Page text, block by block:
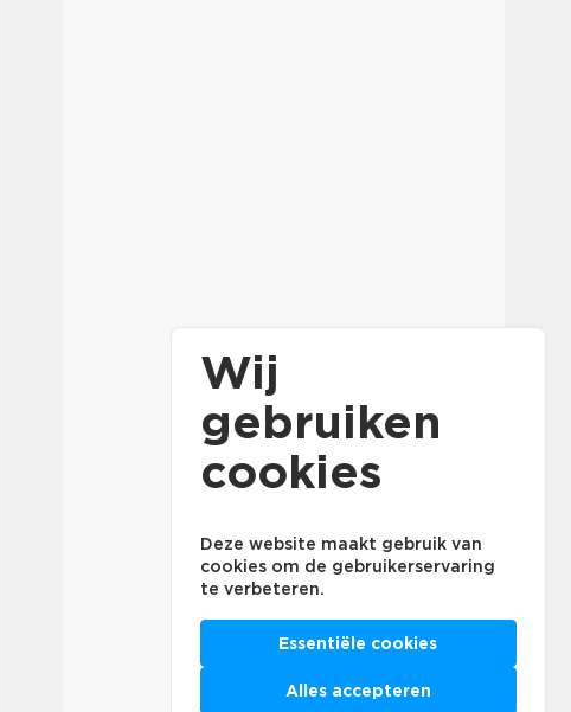
Wij
gebruiken
cookies
Deze website maakt gebruik van
cookies om de gebruikerservaring
te verbeteren.
Essentiële cookies
Alles accepteren